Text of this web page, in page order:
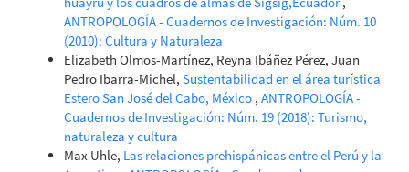
ANTROPOLOGÍA - Cuadernos de Investigación: Núm. 10
(2010): Cultura y Naturaleza
Elizabeth Olmos-Martínez, Reyna Ibáñez Pérez, Juan
Pedro Ibarra-Michel, Sustentabilidad en el área turística
Estero San José del Cabo, México , ANTROPOLOGÍA -
Cuadernos de Investigación: Núm. 19 (2018): Turismo,
naturaleza y cultura
Max Uhle, Las relaciones prehispánicas entre el Perú y la